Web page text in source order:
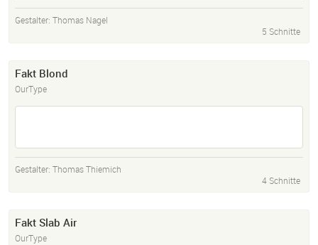
Gestalter: Thomas Nagel
5 Schnitte
Fakt Blond
OurType
Gestalter: Thomas Thiemich
4 Schnitte
Fakt Slab Air
OurType